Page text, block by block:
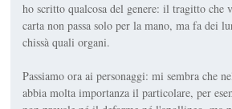
ho scritto qualcosa del genere: il tragitto che
carta non passa solo per la mano, ma fa dei
chissà quali organi.
Passiamo ora ai personaggi: mi sembra che
abbia molta importanza il particolare, per